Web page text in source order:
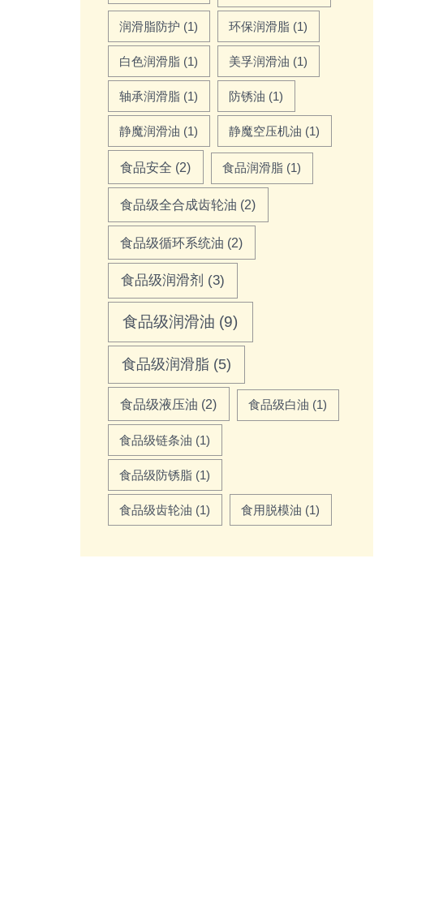
润滑脂防护 (1) 环保润滑脂 (1)
白色润滑脂 (1) 美孚润滑油 (1)
轴承润滑脂 (1) 防锈油 (1)
静魔润滑油 (1) 静魔空压机油 (1)
食品安全 (2) 食品润滑脂 (1)
食品级全合成齿轮油 (2)
食品级循环系统油 (2)
食品级润滑剂 (3)
食品级润滑油 (9)
食品级润滑脂 (5)
食品级液压油 (2) 食品级白油 (1)
食品级链条油 (1)
食品级防锈脂 (1)
食品级齿轮油 (1) 食用脱模油 (1)